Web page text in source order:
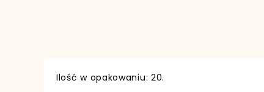
Ilość w opakowaniu: 20.